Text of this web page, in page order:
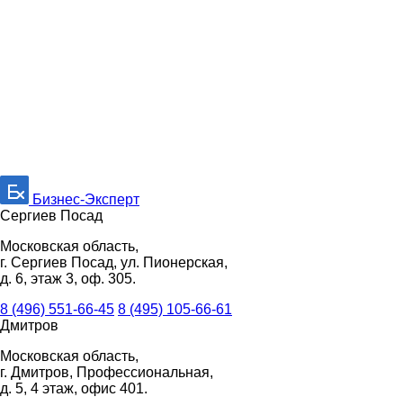
Бизнес-Эксперт
Сергиев Посад
Московская область,
г. Сергиев Посад, ул. Пионерская,
д. 6, этаж 3, оф. 305.
8 (496) 551-66-45 8 (495) 105-66-61
Дмитров
Московская область,
г. Дмитров, Профессиональная,
д. 5, 4 этаж, офис 401.